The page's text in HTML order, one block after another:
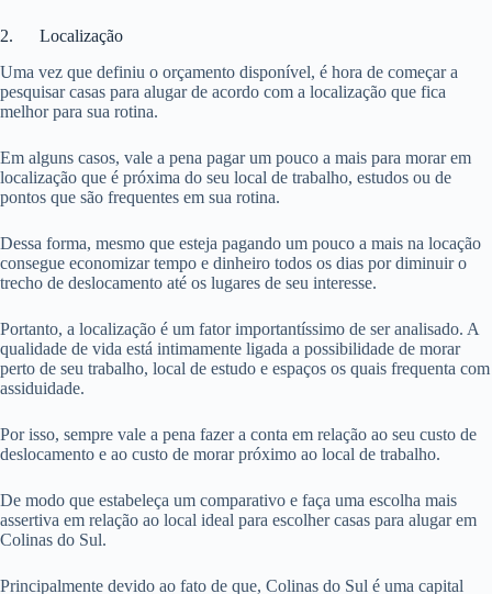
2. Localização
Uma vez que definiu o orçamento disponível, é hora de começar a
pesquisar casas para alugar de acordo com a localização que fica
melhor para sua rotina.
Em alguns casos, vale a pena pagar um pouco a mais para morar em
localização que é próxima do seu local de trabalho, estudos ou de
pontos que são frequentes em sua rotina.
Dessa forma, mesmo que esteja pagando um pouco a mais na locação
consegue economizar tempo e dinheiro todos os dias por diminuir o
trecho de deslocamento até os lugares de seu interesse.
Portanto, a localização é um fator importantíssimo de ser analisado. A
qualidade de vida está intimamente ligada a possibilidade de morar
perto de seu trabalho, local de estudo e espaços os quais frequenta com
assiduidade.
Por isso, sempre vale a pena fazer a conta em relação ao seu custo de
deslocamento e ao custo de morar próximo ao local de trabalho.
De modo que estabeleça um comparativo e faça uma escolha mais
assertiva em relação ao local ideal para escolher casas para alugar em
Colinas do Sul.
Principalmente devido ao fato de que, Colinas do Sul é uma capital